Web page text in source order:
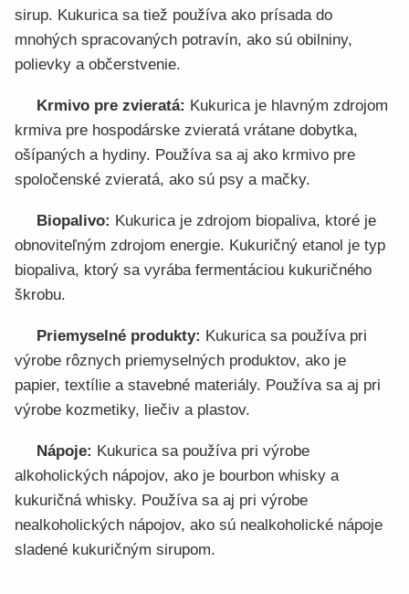
sirup. Kukurica sa tiež používa ako prísada do
mnohých spracovaných potravín, ako sú obilniny,
polievky a občerstvenie.
Krmivo pre zvieratá: Kukurica je hlavným zdrojom
krmiva pre hospodárske zvieratá vrátane dobytka,
ošípaných a hydiny. Používa sa aj ako krmivo pre
spoločenské zvieratá, ako sú psy a mačky.
Biopalivo: Kukurica je zdrojom biopaliva, ktoré je
obnoviteľným zdrojom energie. Kukuričný etanol je typ
biopaliva, ktorý sa vyrába fermentáciou kukuričného
škrobu.
Priemyselné produkty: Kukurica sa používa pri
výrobe rôznych priemyselných produktov, ako je
papier, textílie a stavebné materiály. Používa sa aj pri
výrobe kozmetiky, liečiv a plastov.
Nápoje: Kukurica sa používa pri výrobe
alkoholických nápojov, ako je bourbon whisky a
kukuričná whisky. Používa sa aj pri výrobe
nealkoholických nápojov, ako sú nealkoholické nápoje
sladené kukuričným sirupom.